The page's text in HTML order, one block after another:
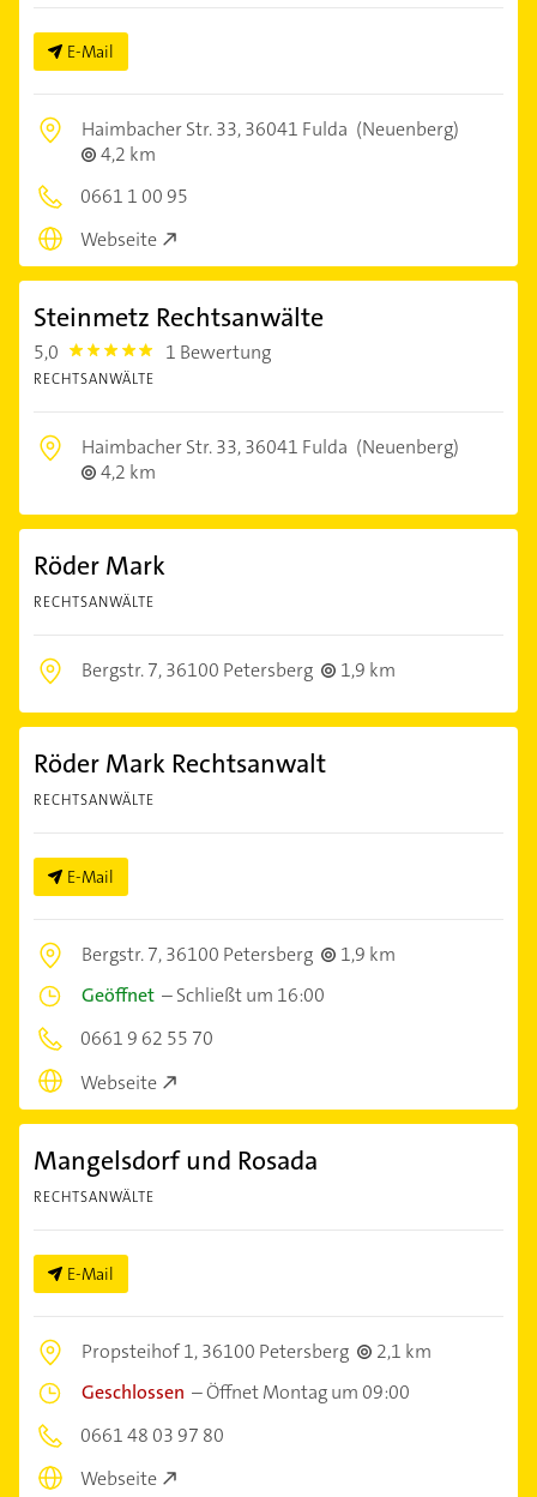
E-Mail
Haimbacher Str. 33,36041 Fulda (Neuenberg)
4,2 km
0661 1 00 95
Webseite
Steinmetz Rechtsanwälte
5,0 5.0 1 Bewertung
RECHTSANWÄLTE
Haimbacher Str. 33,36041 Fulda (Neuenberg)
4,2 km
Röder Mark
RECHTSANWÄLTE
Bergstr. 7,36100 Petersberg 1,9 km
Röder Mark Rechtsanwalt
RECHTSANWÄLTE
E-Mail
Bergstr. 7,36100 Petersberg
1,9 km
Geöffnet –Schließt um 16:00
0661 9 62 55 70
Webseite
Mangelsdorf und Rosada
RECHTSANWÄLTE
E-Mail
Propsteihof 1,36100 Petersberg
2,1 km
Geschlossen –Öffnet Montag um 09:00
0661 48 03 97 80
Webseite